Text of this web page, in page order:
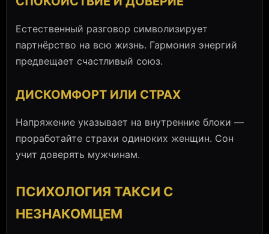
Естественный разговор символизирует
партнёрство на всю жизнь. Гармония энергий
предвещает счастливый союз.
ДИСКОМФОРТ ИЛИ СТРАХ
Напряжение указывает на внутренние блоки —
проработайте страхи одиноких женщин. Сон
учит доверять мужчинам.
ПСИХОЛОГИЯ ТАКСИ С
НЕЗНАКОМЦЕМ